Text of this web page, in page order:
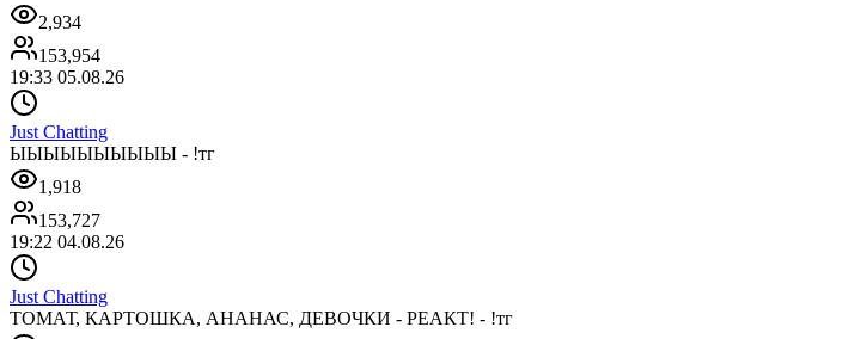
2,934
153,954
19:33 05.08.26
Just Chatting
ЫЫЫЫЫЫЫЫЫЫ - !тг
1,918
153,727
19:22 04.08.26
Just Chatting
ТОМАТ, КАРТОШКА, АНАНАС, ДЕВОЧКИ - РЕАКТ! - !тг